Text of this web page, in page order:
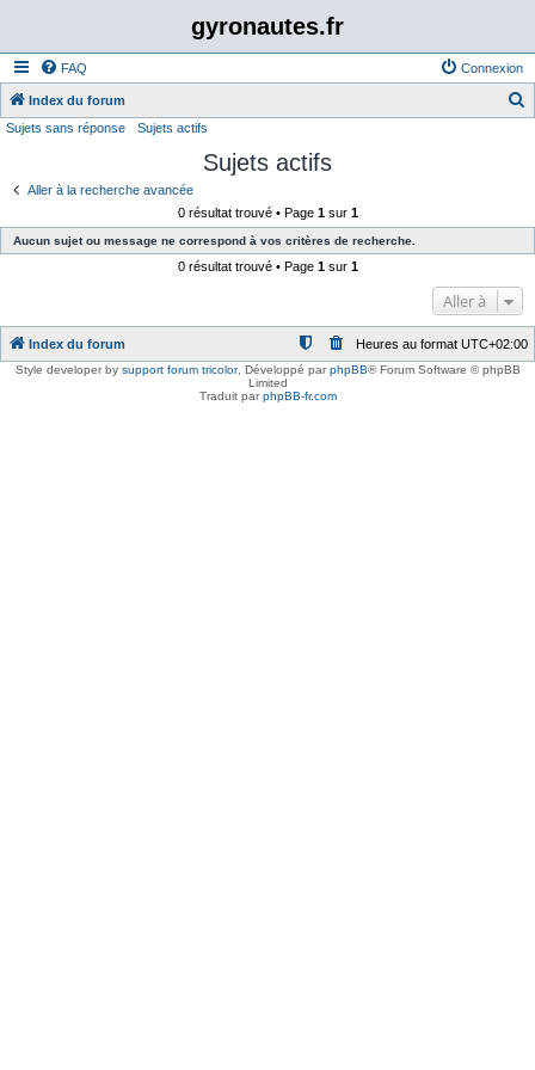
gyronautes.fr
FAQ Connexion
Index du forum
e
Sujets sans réponse Sujets actifs
Sujets actifs
Aller à la recherche avancée
0 résultat trouvé • Page 1sur 1
Aucun sujet ou message ne correspond à vos critères de recherche.
0 résultat trouvé • Page 1sur 1
Aller à
Index du forum Heures au format UTC+02:00
Style developer by support forum tricolor, Développé parphpBB® Forum Software © phpBB
Limited
Traduit parphpBB-fr.com